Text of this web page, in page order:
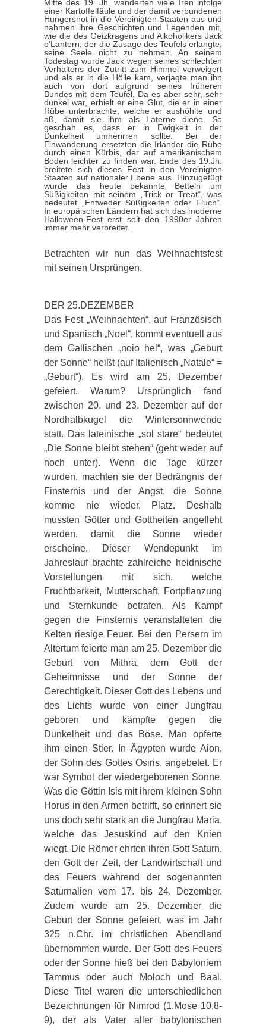
Mitte des 19. Jh. wanderten viele Iren infolge
einer Kartoffelfäule und der damit verbundenen
Hungersnot in die Vereinigten Staaten aus und
nahmen ihre Geschichten und Legenden mit,
wie die des Geizkragens und Alkoholikers Jack
o’Lantern, der die Zusage des Teufels erlangte,
seine Seele nicht zu nehmen. An seinem
Todestag wurde Jack wegen seines schlechten
Verhaltens der Zutritt zum Himmel verweigert
und als er in die Hölle kam, verjagte man ihn
auch von dort aufgrund seines früheren
Bundes mit dem Teufel. Da es aber sehr, sehr
dunkel war, erhielt er eine Glut, die er in einer
Rübe unterbrachte, welche er aushöhlte und
aß, damit sie ihm als Laterne diene. So
geschah es, dass er in Ewigkeit in der
Dunkelheit umherirren sollte. Bei der
Einwanderung ersetzten die Irländer die Rübe
durch einen Kürbis, der auf amerikanischem
Boden leichter zu finden war. Ende des 19.Jh.
breitete sich dieses Fest in den Vereinigten
Staaten auf nationaler Ebene aus. Hinzugefügt
wurde das heute bekannte Betteln um
Süßigkeiten mit seinem „Trick or Treat“, was
bedeutet „Entweder Süßigkeiten oder Fluch“.
In europäischen Ländern hat sich das moderne
Halloween-Fest erst seit den 1990er Jahren
immer mehr verbreitet.
Betrachten wir nun das Weihnachtsfest
mit seinen Ursprüngen.
DER 25.DEZEMBER
Das Fest „Weihnachten“, auf Französisch
und Spanisch „Noel“, kommt eventuell aus
dem Gallischen „noio hel“, was „Geburt
der Sonne“ heißt (auf Italienisch „Natale“ =
„Geburt“). Es wird am 25. Dezember
gefeiert. Warum? Ursprünglich fand
zwischen 20. und 23. Dezember auf der
Nordhalbkugel die Wintersonnwende
statt. Das lateinische „sol stare“ bedeutet
„Die Sonne bleibt stehen“ (geht weder auf
noch unter). Wenn die Tage kürzer
wurden, machten sie der Bedrängnis der
Finsternis und der Angst, die Sonne
komme nie wieder, Platz. Deshalb
mussten Götter und Gottheiten angefleht
werden, damit die Sonne wieder
erscheine. Dieser Wendepunkt im
Jahreslauf brachte zahlreiche heidnische
Vorstellungen mit sich, welche
Fruchtbarkeit, Mutterschaft, Fortpflanzung
und Sternkunde betrafen. Als Kampf
gegen die Finsternis veranstalteten die
Kelten riesige Feuer. Bei den Persern im
Altertum feierte man am 25. Dezember die
Geburt von Mithra, dem Gott der
Geheimnisse und der Sonne der
Gerechtigkeit. Dieser Gott des Lebens und
des Lichts wurde von einer Jungfrau
geboren und kämpfte gegen die
Dunkelheit und das Böse. Man opferte
ihm einen Stier. In Ägypten wurde Aion,
der Sohn des Gottes Osiris, angebetet. Er
war Symbol der wiedergeborenen Sonne.
Was die Göttin Isis mit ihrem kleinen Sohn
Horus in den Armen betrifft, so erinnert sie
uns doch sehr stark an die Jungfrau Maria,
welche das Jesuskind auf den Knien
wiegt. Die Römer ehrten ihren Gott Saturn,
den Gott der Zeit, der Landwirtschaft und
des Feuers während der sogenannten
Saturnalien vom 17. bis 24. Dezember.
Zudem wurde am 25. Dezember die
Geburt der Sonne gefeiert, was im Jahr
325 n.Chr. im christlichen Abendland
übernommen wurde. Der Gott des Feuers
oder der Sonne hieß bei den Babyloniern
Tammus oder auch Moloch und Baal.
Diese Titel waren die unterschiedlichen
Bezeichnungen für Nimrod (1.Mose 10,8-
9), der als Vater aller babylonischen